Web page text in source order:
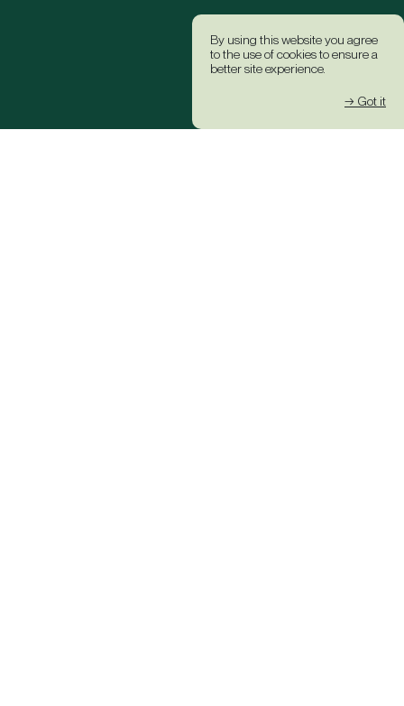
By using this website you agree
to the use of cookies to ensure a
better site experience.
→ Got it